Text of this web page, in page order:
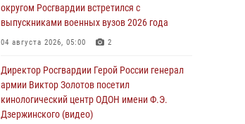
В кинологическом центре Уральского округа
Росгвардии почтили память товарищей,
06 августа 2026, 13:29 5
В Центральном округе Росгвардии прошли
мероприятия к 108‑летию генерала армии
округом Росгвардии встретился с
выпускниками военных вузов 2026 года
04 августа 2026, 05:00 2
Директор Росгвардии Герой России генерал
армии Виктор Золотов посетил
кинологический центр ОДОН имени Ф.Э.
Дзержинского (видео)